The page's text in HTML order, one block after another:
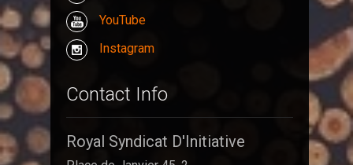
YouTube
Instagram
Contact Info
Royal Syndicat D'Initiative